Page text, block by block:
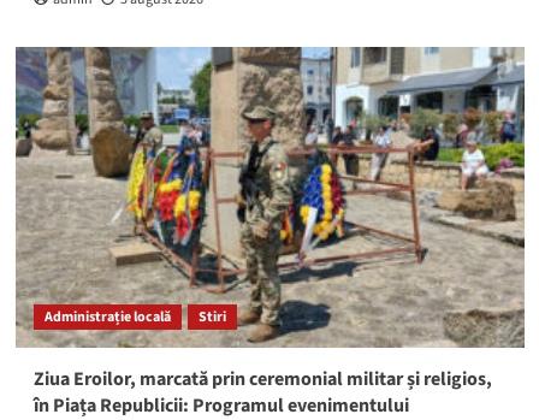
Administrație locală Stiri
Ziua Eroilor, marcată prin ceremonial militar și religios,
în Piața Republicii: Programul evenimentului